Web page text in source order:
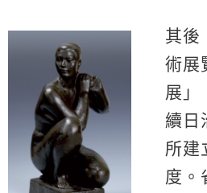
其後
術展
展」
續日
所建
度。